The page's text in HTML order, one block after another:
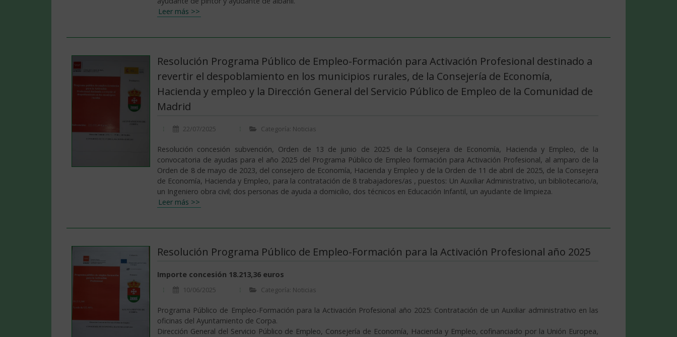
Leer más >>
Resolución Programa Público de Empleo-Formación para Activación Profesional destinado a
revertir el despoblamiento en los municipios rurales, de la Consejería de Economía,
Hacienda y empleo y la Dirección General del Servicio Público de Empleo de la Comunidad de
Madrid
22/07/2025 Categoría: Noticias
Resolución concesión subvención, Orden de 13 de junio de 2025 de la Consejera de Economía, Hacienda y Empleo, de la
convocatoria de ayudas para el año 2025 del Programa Público de Empleo formación para Activación Profesional, al amparo de la
Orden de 8 de mayo de 2023, del consejero de Economía, Hacienda y Empleo y de la Orden de 11 de abril de 2025, de la Consejera
de Economía, Hacienda y Empleo, para la contratación de 8 trabajadores/as , puestos: Un Auxiliar Administrativo, un bibliotecario/a,
un Ingeniero obra civil; dos personas de ayuda a domicilio, dos técnicos en Educación Infantil, un ayudante de limpieza.
Leer más >>
Resolución Programa Público de Empleo-Formación para la Activación Profesional año 2025
Importe concesión 18.213,36 euros
10/06/2025 Categoría: Noticias
Programa Público de Empleo-Formación para la Activación Profesional año 2025: Contratación de un Auxiliar administrativo en las
oficinas del Ayuntamiento de Corpa.
Dirección General del Servicio Público de Empleo, Consejería de Economía, Hacienda y Empleo, cofinanciado por la Unión Europea,